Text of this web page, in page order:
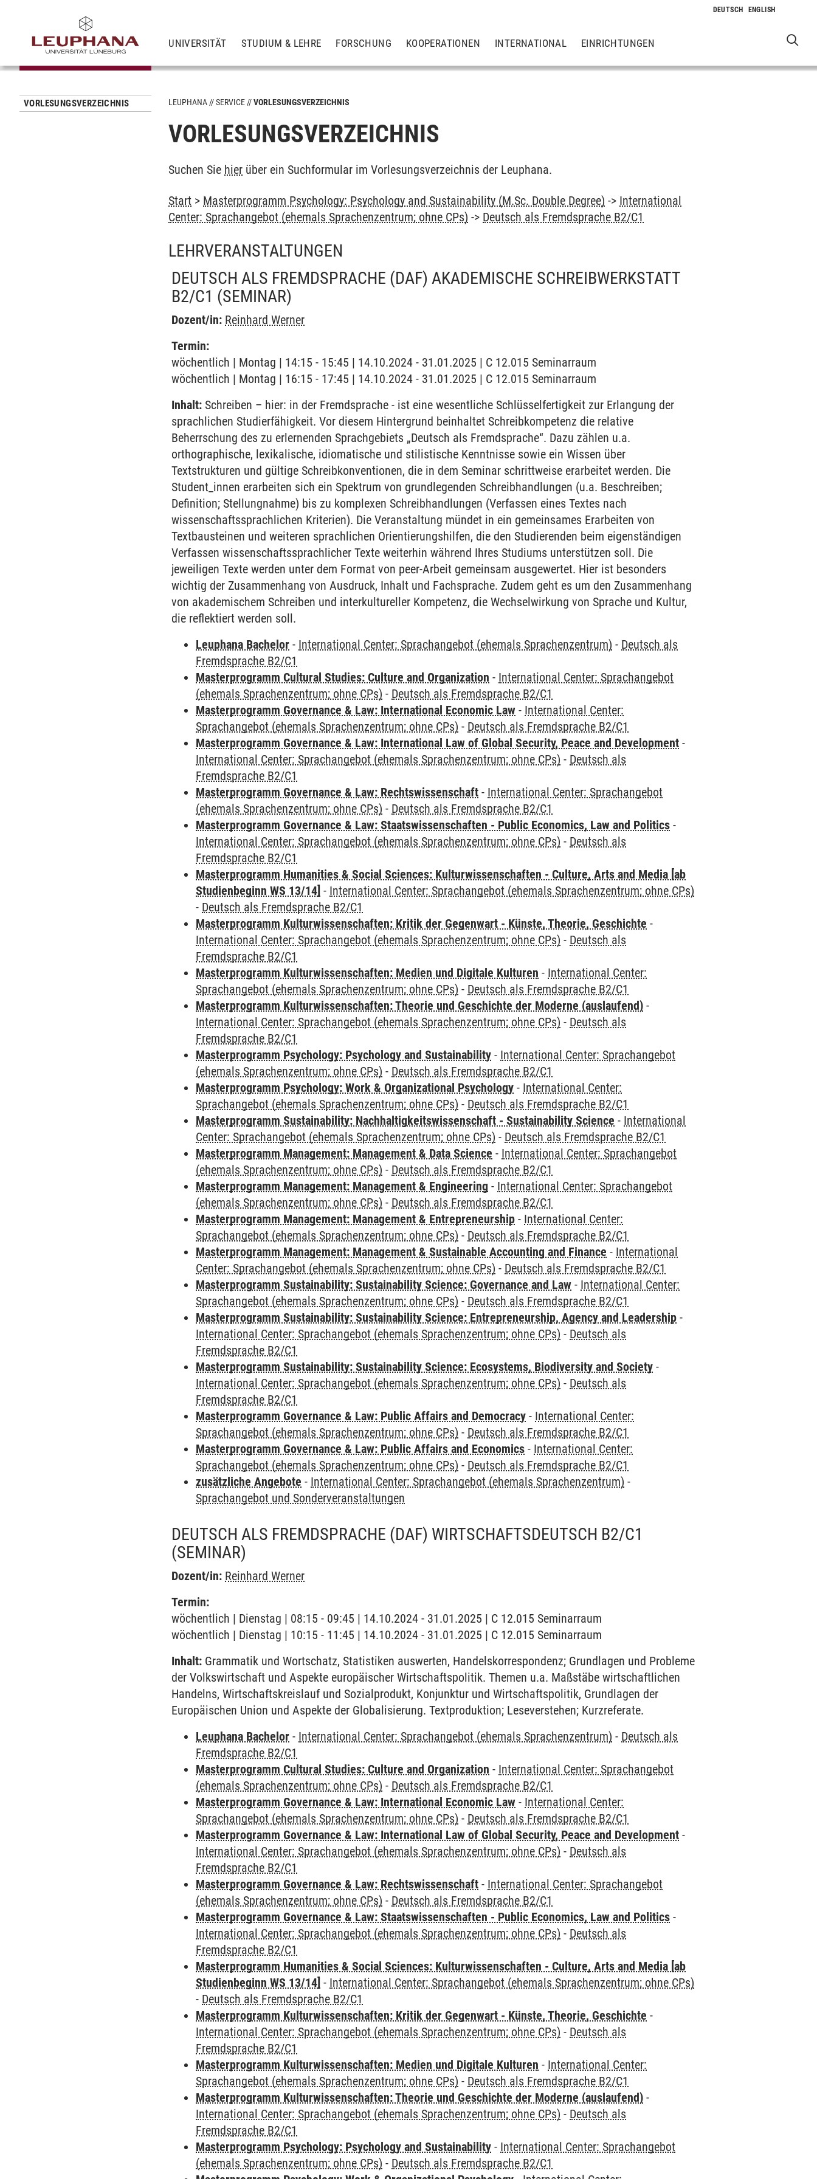
UNIVERSITÄT STUDIUM & LEHRE FORSCHUNG KOOPERATIONEN INTERNATIONAL EINRICHTUNGEN
VORLESUNGSVERZEICHNIS LEUPHANA SERVICE VORLESUNGSVERZEICHNIS
VORLESUNGSVERZEICHNIS
Suchen Sie hier über ein Suchformular im Vorlesungsverzeichnis der Leuphana.
Start > Masterprogramm Psychology: Psychology and Sustainability (M.Sc. Double Degree) -> International
Center: Sprachangebot (ehemals Sprachenzentrum; ohne CPs) -> Deutsch als Fremdsprache B2/C1
LEHRVERANSTALTUNGEN
DEUTSCH ALS FREMDSPRACHE (DAF) AKADEMISCHE SCHREIBWERKSTATT
B2/C1 (SEMINAR)
Dozent/in: Reinhard Werner
Termin:
wöchentlich | Montag | 14:15 - 15:45 | 14.10.2024 - 31.01.2025 | C 12.015 Seminarraum
wöchentlich | Montag | 16:15 - 17:45 | 14.10.2024 - 31.01.2025 | C 12.015 Seminarraum
Inhalt: Schreiben – hier: in der Fremdsprache - ist eine wesentliche Schlüsselfertigkeit zur Erlangung der
sprachlichen Studierfähigkeit. Vor diesem Hintergrund beinhaltet Schreibkompetenz die relative
Beherrschung des zu erlernenden Sprachgebiets „Deutsch als Fremdsprache“. Dazu zählen u.a.
orthographische, lexikalische, idiomatische und stilistische Kenntnisse sowie ein Wissen über
Textstrukturen und gültige Schreibkonventionen, die in dem Seminar schrittweise erarbeitet werden. Die
Student_innen erarbeiten sich ein Spektrum von grundlegenden Schreibhandlungen (u.a. Beschreiben;
Definition; Stellungnahme) bis zu komplexen Schreibhandlungen (Verfassen eines Textes nach
wissenschaftssprachlichen Kriterien). Die Veranstaltung mündet in ein gemeinsames Erarbeiten von
Textbausteinen und weiteren sprachlichen Orientierungshilfen, die den Studierenden beim eigenständigen
Verfassen wissenschaftssprachlicher Texte weiterhin während Ihres Studiums unterstützen soll. Die
jeweiligen Texte werden unter dem Format von peer-Arbeit gemeinsam ausgewertet. Hier ist besonders
wichtig der Zusammenhang von Ausdruck, Inhalt und Fachsprache. Zudem geht es um den Zusammenhang
von akademischem Schreiben und interkultureller Kompetenz, die Wechselwirkung von Sprache und Kultur,
die reflektiert werden soll.
Leuphana Bachelor - International Center: Sprachangebot (ehemals Sprachenzentrum) - Deutsch als
Fremdsprache B2/C1
Masterprogramm Cultural Studies: Culture and Organization - International Center: Sprachangebot
(ehemals Sprachenzentrum; ohne CPs) - Deutsch als Fremdsprache B2/C1
Masterprogramm Governance & Law: International Economic Law - International Center:
Sprachangebot (ehemals Sprachenzentrum; ohne CPs) - Deutsch als Fremdsprache B2/C1
Masterprogramm Governance & Law: International Law of Global Security, Peace and Development -
International Center: Sprachangebot (ehemals Sprachenzentrum; ohne CPs) - Deutsch als
Fremdsprache B2/C1
Masterprogramm Governance & Law: Rechtswissenschaft - International Center: Sprachangebot
(ehemals Sprachenzentrum; ohne CPs) - Deutsch als Fremdsprache B2/C1
Masterprogramm Governance & Law: Staatswissenschaften - Public Economics, Law and Politics -
International Center: Sprachangebot (ehemals Sprachenzentrum; ohne CPs) - Deutsch als
Fremdsprache B2/C1
Masterprogramm Humanities & Social Sciences: Kulturwissenschaften - Culture, Arts and Media [ab
Studienbeginn WS 13/14] - International Center: Sprachangebot (ehemals Sprachenzentrum; ohne CPs)
- Deutsch als Fremdsprache B2/C1
Masterprogramm Kulturwissenschaften: Kritik der Gegenwart - Künste, Theorie, Geschichte -
International Center: Sprachangebot (ehemals Sprachenzentrum; ohne CPs) - Deutsch als
Fremdsprache B2/C1
Masterprogramm Kulturwissenschaften: Medien und Digitale Kulturen - International Center:
Sprachangebot (ehemals Sprachenzentrum; ohne CPs) - Deutsch als Fremdsprache B2/C1
Masterprogramm Kulturwissenschaften: Theorie und Geschichte der Moderne (auslaufend) -
International Center: Sprachangebot (ehemals Sprachenzentrum; ohne CPs) - Deutsch als
Fremdsprache B2/C1
Masterprogramm Psychology: Psychology and Sustainability - International Center: Sprachangebot
(ehemals Sprachenzentrum; ohne CPs) - Deutsch als Fremdsprache B2/C1
Masterprogramm Psychology: Work & Organizational Psychology - International Center:
Sprachangebot (ehemals Sprachenzentrum; ohne CPs) - Deutsch als Fremdsprache B2/C1
Masterprogramm Sustainability: Nachhaltigkeitswissenschaft - Sustainability Science - International
Center: Sprachangebot (ehemals Sprachenzentrum; ohne CPs) - Deutsch als Fremdsprache B2/C1
Masterprogramm Management: Management & Data Science - International Center: Sprachangebot
(ehemals Sprachenzentrum; ohne CPs) - Deutsch als Fremdsprache B2/C1
Masterprogramm Management: Management & Engineering - International Center: Sprachangebot
(ehemals Sprachenzentrum; ohne CPs) - Deutsch als Fremdsprache B2/C1
Masterprogramm Management: Management & Entrepreneurship - International Center:
Sprachangebot (ehemals Sprachenzentrum; ohne CPs) - Deutsch als Fremdsprache B2/C1
Masterprogramm Management: Management & Sustainable Accounting and Finance - International
Center: Sprachangebot (ehemals Sprachenzentrum; ohne CPs) - Deutsch als Fremdsprache B2/C1
Masterprogramm Sustainability: Sustainability Science: Governance and Law - International Center:
Sprachangebot (ehemals Sprachenzentrum; ohne CPs) - Deutsch als Fremdsprache B2/C1
Masterprogramm Sustainability: Sustainability Science: Entrepreneurship, Agency and Leadership -
International Center: Sprachangebot (ehemals Sprachenzentrum; ohne CPs) - Deutsch als
Fremdsprache B2/C1
Masterprogramm Sustainability: Sustainability Science: Ecosystems, Biodiversity and Society -
International Center: Sprachangebot (ehemals Sprachenzentrum; ohne CPs) - Deutsch als
Fremdsprache B2/C1
Masterprogramm Governance & Law: Public Affairs and Democracy - International Center:
Sprachangebot (ehemals Sprachenzentrum; ohne CPs) - Deutsch als Fremdsprache B2/C1
Masterprogramm Governance & Law: Public Affairs and Economics - International Center:
Sprachangebot (ehemals Sprachenzentrum; ohne CPs) - Deutsch als Fremdsprache B2/C1
zusätzliche Angebote - International Center: Sprachangebot (ehemals Sprachenzentrum) -
Sprachangebot und Sonderveranstaltungen
DEUTSCH ALS FREMDSPRACHE (DAF) WIRTSCHAFTSDEUTSCH B2/C1
(SEMINAR)
Dozent/in: Reinhard Werner
Termin:
wöchentlich | Dienstag | 08:15 - 09:45 | 14.10.2024 - 31.01.2025 | C 12.015 Seminarraum
wöchentlich | Dienstag | 10:15 - 11:45 | 14.10.2024 - 31.01.2025 | C 12.015 Seminarraum
Inhalt: Grammatik und Wortschatz, Statistiken auswerten, Handelskorrespondenz; Grundlagen und Probleme
der Volkswirtschaft und Aspekte europäischer Wirtschaftspolitik. Themen u.a. Maßstäbe wirtschaftlichen
Handelns, Wirtschaftskreislauf und Sozialprodukt, Konjunktur und Wirtschaftspolitik, Grundlagen der
Europäischen Union und Aspekte der Globalisierung. Textproduktion; Leseverstehen; Kurzreferate.
Leuphana Bachelor - International Center: Sprachangebot (ehemals Sprachenzentrum) - Deutsch als
Fremdsprache B2/C1
Masterprogramm Cultural Studies: Culture and Organization - International Center: Sprachangebot
(ehemals Sprachenzentrum; ohne CPs) - Deutsch als Fremdsprache B2/C1
Masterprogramm Governance & Law: International Economic Law - International Center:
Sprachangebot (ehemals Sprachenzentrum; ohne CPs) - Deutsch als Fremdsprache B2/C1
Masterprogramm Governance & Law: International Law of Global Security, Peace and Development -
International Center: Sprachangebot (ehemals Sprachenzentrum; ohne CPs) - Deutsch als
Fremdsprache B2/C1
Masterprogramm Governance & Law: Rechtswissenschaft - International Center: Sprachangebot
(ehemals Sprachenzentrum; ohne CPs) - Deutsch als Fremdsprache B2/C1
Masterprogramm Governance & Law: Staatswissenschaften - Public Economics, Law and Politics -
International Center: Sprachangebot (ehemals Sprachenzentrum; ohne CPs) - Deutsch als
Fremdsprache B2/C1
Masterprogramm Humanities & Social Sciences: Kulturwissenschaften - Culture, Arts and Media [ab
Studienbeginn WS 13/14] - International Center: Sprachangebot (ehemals Sprachenzentrum; ohne CPs)
- Deutsch als Fremdsprache B2/C1
Masterprogramm Kulturwissenschaften: Kritik der Gegenwart - Künste, Theorie, Geschichte -
International Center: Sprachangebot (ehemals Sprachenzentrum; ohne CPs) - Deutsch als
Fremdsprache B2/C1
Masterprogramm Kulturwissenschaften: Medien und Digitale Kulturen - International Center:
Sprachangebot (ehemals Sprachenzentrum; ohne CPs) - Deutsch als Fremdsprache B2/C1
Masterprogramm Kulturwissenschaften: Theorie und Geschichte der Moderne (auslaufend) -
International Center: Sprachangebot (ehemals Sprachenzentrum; ohne CPs) - Deutsch als
Fremdsprache B2/C1
Masterprogramm Psychology: Psychology and Sustainability - International Center: Sprachangebot
(ehemals Sprachenzentrum; ohne CPs) - Deutsch als Fremdsprache B2/C1